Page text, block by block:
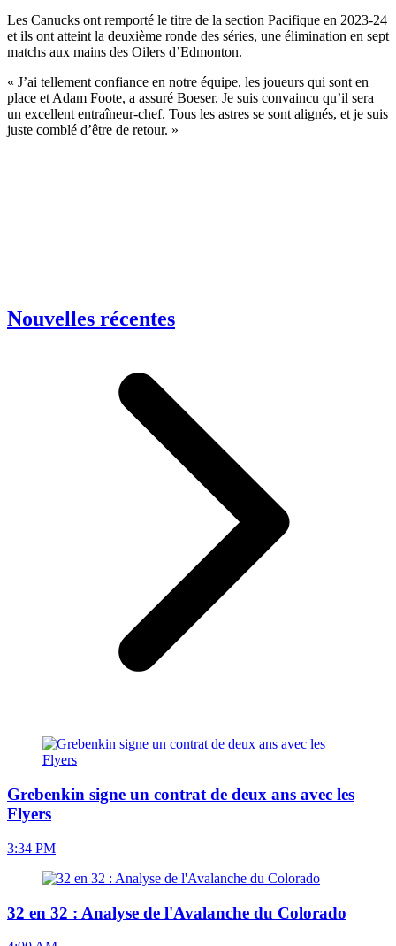
Les Canucks ont remporté le titre de la section Pacifique en 2023-24
et ils ont atteint la deuxième ronde des séries, une élimination en sept
matchs aux mains des Oilers d’Edmonton.
« J’ai tellement confiance en notre équipe, les joueurs qui sont en
place et Adam Foote, a assuré Boeser. Je suis convaincu qu’il sera
un excellent entraîneur-chef. Tous les astres se sont alignés, et je suis
juste comblé d’être de retour. »
Nouvelles récentes
Grebenkin signe un contrat de deux ans avec les
Flyers
3:34 PM
32 en 32 : Analyse de l'Avalanche du Colorado